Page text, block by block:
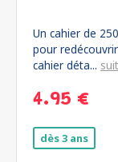
Un cahier de
pour
cahier déta...
4.95 €
dès 3 ans